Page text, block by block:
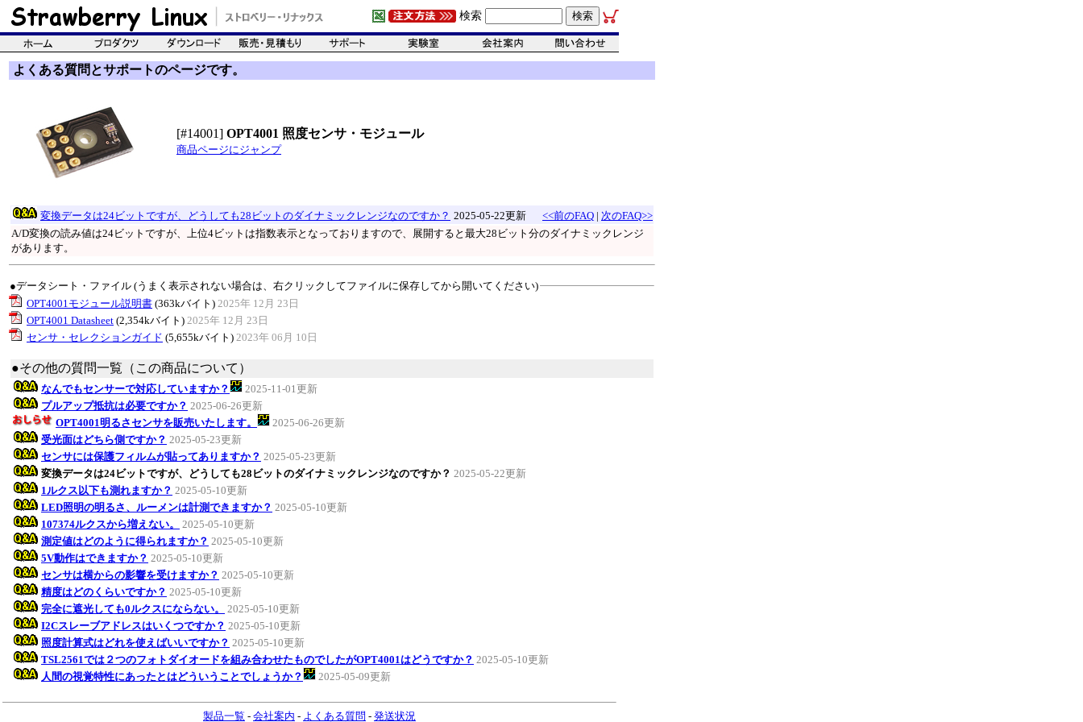
検索
よくある質問とサポートのページです。
[#14001] OPT4001 照度センサ・モジュール
商品ページにジャンプ
変換データは24ビットですが、どうしても28ビットのダイナミックレンジなのですか？ 2025-05-22更新 <<前のFAQ | 次のFAQ>>
A/D変換の読み値は24ビットですが、上位4ビットは指数表示となっておりますので、展開すると最大28ビット分のダイナミックレンジ
があります。
●データシート・ファイル (うまく表示されない場合は、右クリックしてファイルに保存してから開いてください)
OPT4001モジュール説明書 (363kバイト) 2025年 12月 23日
OPT4001 Datasheet (2,354kバイト) 2025年 12月 23日
センサ・セレクションガイド (5,655kバイト) 2023年 06月 10日
●その他の質問一覧（この商品について）
なんでもセンサーで対応していますか？
2025-11-01更新
プルアップ抵抗は必要ですか？ 2025-06-26更新
OPT4001明るさセンサを販売いたします。
2025-06-26更新
受光面はどちら側ですか？ 2025-05-23更新
センサには保護フィルムが貼ってありますか？ 2025-05-23更新
変換データは24ビットですが、どうしても28ビットのダイナミックレンジなのですか？ 2025-05-22更新
1ルクス以下も測れますか？ 2025-05-10更新
LED照明の明るさ、ルーメンは計測できますか？ 2025-05-10更新
107374ルクスから増えない。
2025-05-10更新
測定値はどのように得られますか？ 2025-05-10更新
5V動作はできますか？ 2025-05-10更新
センサは横からの影響を受けますか？ 2025-05-10更新
精度はどのくらいですか？ 2025-05-10更新
完全に遮光しても0ルクスにならない。
2025-05-10更新
I2Cスレーブアドレスはいくつですか？ 2025-05-10更新
照度計算式はどれを使えばいいですか？ 2025-05-10更新
TSL2561では２つのフォトダイオードを組み合わせたものでしたがOPT4001はどうですか？ 2025-05-10更新
人間の視覚特性にあったとはどういうことでしょうか？
2025-05-09更新
製品一覧 - 会社案内 - よくある質問 - 発送状況